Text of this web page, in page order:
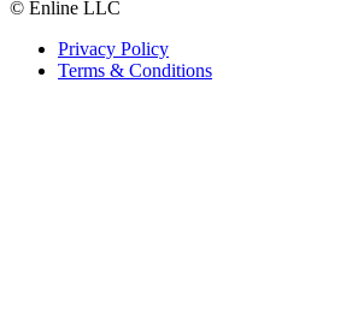
© Enline LLC
Privacy Policy
Terms & Conditions